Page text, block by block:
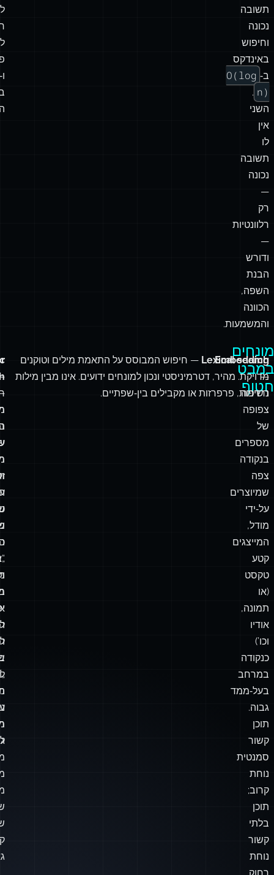
תשובה
נכונה
וחיפוש
באינדקס
ב‑ O(log
n)
.
השני
אין
לו
תשובה
נכונה
—
רק
רלוונטיות
—
ודורש
הבנת
השפה,
הכוונה
והמשמעות.
מונחים
במבט
חטוף
Embedding
—
רשימה
צפופה
של
מספרים
בנקודה
צפה
שמיוצרים
על‑ידי
מודל,
המייצגים
קטע
טקסט
(או
תמונה,
אודיו
וכו’)
כנקודה
במרחב
בעל‑ממד
גבוה.
תוכן
קשור
סמנטית
נוחת
קרוב;
תוכן
בלתי
קשור
נוחת
Lexical search — חיפוש המבוסס על התאמת מילים וטוקנים
מדויקת. מהיר, דטרמיניסטי ונכון למונחים ידועים. אינו מבין מילות
נרדפות, פרפרזות או מקבילים בין‑שפתיים.